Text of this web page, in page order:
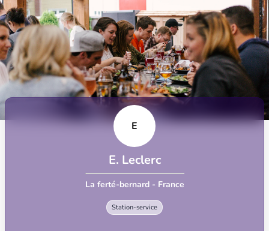
E
E. Leclerc
La ferté-bernard - France
Station-service